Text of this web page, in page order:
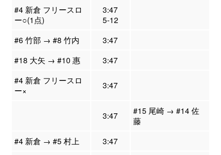
#4 新倉 フリースロ
ー○(1点)
3:47
5-12
#6 竹部 → #8 竹内
3:47
#18 大矢 → #10 惠
3:47
#4 新倉 フリースロ
ー×
3:47
3:47
#15 尾崎 → #14 佐
藤
#4 新倉 → #5 村上
3:47